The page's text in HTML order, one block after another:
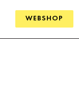
WEBSHOP